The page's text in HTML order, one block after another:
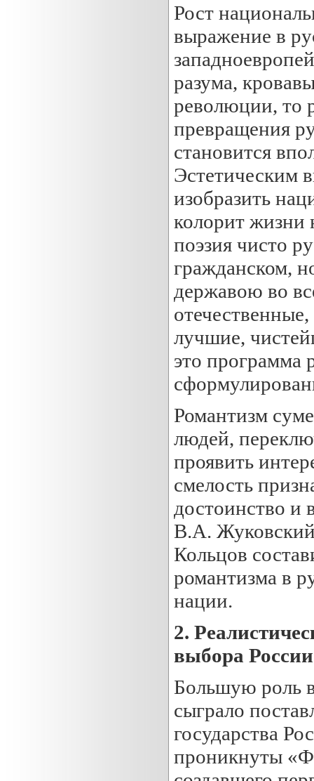
Рост
выражение в
разума,
революции, то
превращения
становится
Эстетическим
изобразить
колорит жизни
поэзия чисто
гражданском,
державою во
лучшие,
это программа
Романтизм
людей,
проявить
смелость
достоинство и
В.А.
Кольцов
романтизма в
нации.
2.
выбора России
Большую роль
сыграло
государства
проникнуты